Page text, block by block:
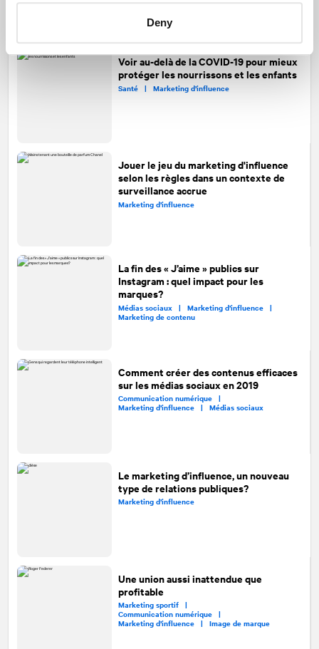
Deny
Voir au-delà de la COVID-19 pour mieux
protéger les nourrissons et les enfants
Santé |Marketing d’influence
Jouer le jeu du marketing d'influence
selon les règles dans un contexte de
surveillance accrue
Marketing d’influence
La fin des « J’aime » publics sur
Instagram : quel impact pour les
marques?
Médias sociaux |Marketing d’influence |
Marketing de contenu
Comment créer des contenus efficaces
sur les médias sociaux en 2019
Communication numérique |
Marketing d’influence | Médias sociaux
Le marketing d’influence, un nouveau
type de relations publiques?
Marketing d’influence
Une union aussi inattendue que
profitable
Marketing sportif |
Communication numérique |
Marketing d’influence | Image de marque